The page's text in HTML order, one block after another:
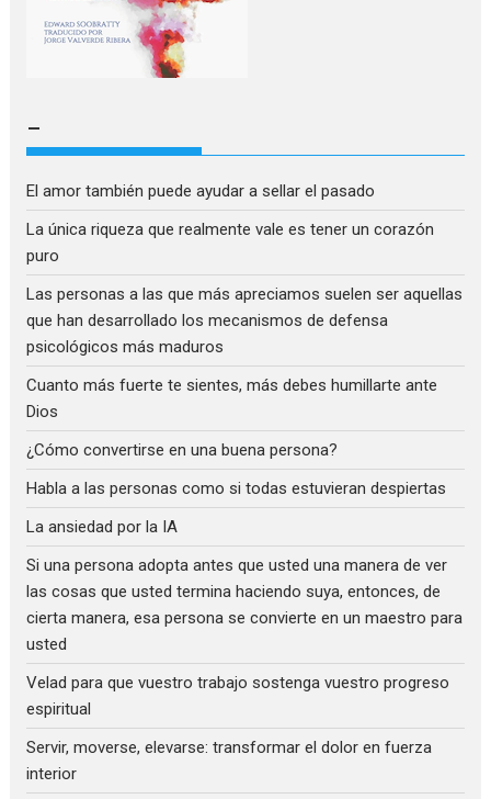
–
El amor también puede ayudar a sellar el pasado
La única riqueza que realmente vale es tener un corazón
puro
Las personas a las que más apreciamos suelen ser aquellas
que han desarrollado los mecanismos de defensa
psicológicos más maduros
Cuanto más fuerte te sientes, más debes humillarte ante
Dios
¿Cómo convertirse en una buena persona?
Habla a las personas como si todas estuvieran despiertas
La ansiedad por la IA
Si una persona adopta antes que usted una manera de ver
las cosas que usted termina haciendo suya, entonces, de
cierta manera, esa persona se convierte en un maestro para
usted
Velad para que vuestro trabajo sostenga vuestro progreso
espiritual
Servir, moverse, elevarse: transformar el dolor en fuerza
interior